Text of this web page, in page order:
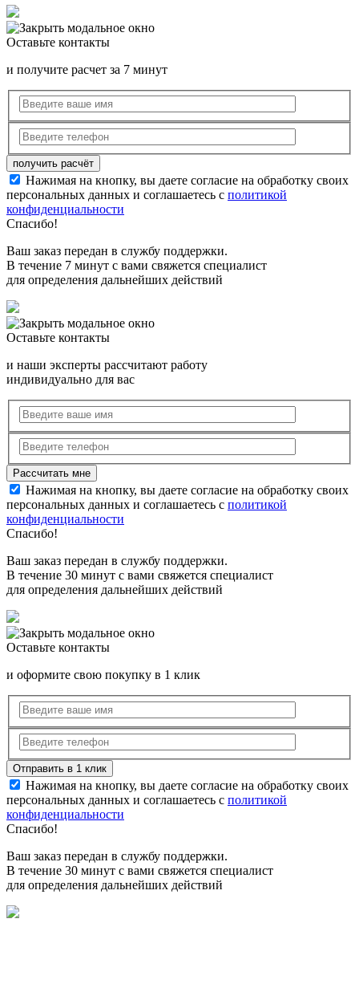
Оставьте контакты
и получите расчет за 7 минут
Нажимая на кнопку, вы даете согласие на обработку своих
персональных данных и соглашаетесь с политикой
конфиденциальности
Спасибо!
Ваш заказ передан в службу поддержки.
В течение 7 минут с вами свяжется специалист
для определения дальнейших действий
Оставьте контакты
и наши эксперты рассчитают работу
индивидуально для вас
Нажимая на кнопку, вы даете согласие на обработку своих
персональных данных и соглашаетесь с политикой
конфиденциальности
Спасибо!
Ваш заказ передан в службу поддержки.
В течение 30 минут с вами свяжется специалист
для определения дальнейших действий
Оставьте контакты
и оформите свою покупку в 1 клик
Нажимая на кнопку, вы даете согласие на обработку своих
персональных данных и соглашаетесь с политикой
конфиденциальности
Спасибо!
Ваш заказ передан в службу поддержки.
В течение 30 минут с вами свяжется специалист
для определения дальнейших действий